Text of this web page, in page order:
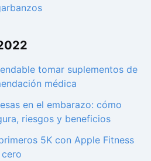
tomar suplementos de
médica
en el embarazo: cómo
riesgos y beneficios
5K con Apple Fitness